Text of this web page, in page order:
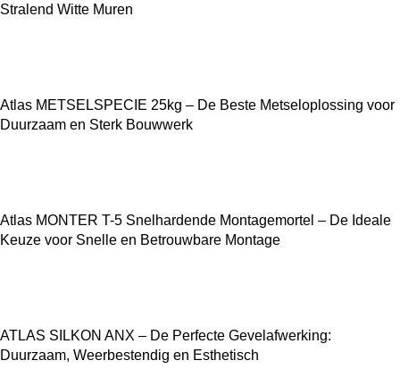
Stralend Witte Muren
Atlas METSELSPECIE 25kg – De Beste Metseloplossing voor
Duurzaam en Sterk Bouwwerk
Atlas MONTER T-5 Snelhardende Montagemortel – De Ideale
Keuze voor Snelle en Betrouwbare Montage
ATLAS SILKON ANX – De Perfecte Gevelafwerking:
Duurzaam, Weerbestendig en Esthetisch